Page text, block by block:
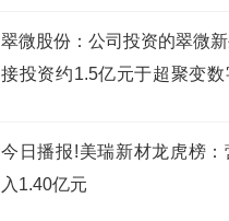
翠微股份：公司投资的翠微
接投资约1.5亿元于超聚变数
今日播报!美瑞新材龙虎榜
入1.40亿元